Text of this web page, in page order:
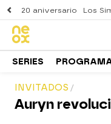
20 aniversario Los
SERIES
INVITADOS
Auryn